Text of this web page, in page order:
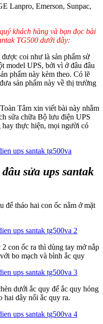
Lanpro, Emerson, Sunpac,
khách hàng và bạn đọc bài
TG500 dưới đây:
được coi như là sản phẩm sử
model UPS, bởi vì ở đâu đâu
phẩm này kèm theo. Có lẽ
sản phẩm này về thị trường
Tâm xin viết bài này nhằm
sửa chữa Bộ lưu điện UPS
thực hiện, mọi người có
sửa ups santak
để tháo hai con ốc nằm ở mặt
con ốc ra thì dùng tay mở nắp
bo mạch và bình ắc quy
dưới ắc quy để ắc quy hỏng
hai dây nối ắc quy ra.